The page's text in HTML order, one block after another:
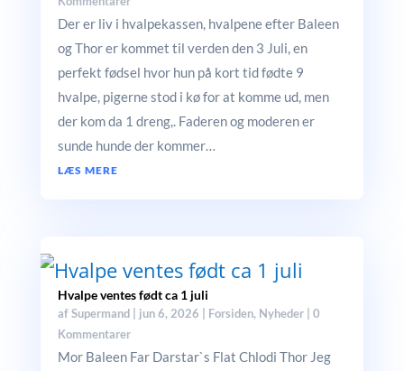
Der er liv i hvalpekassen, hvalpene efter Baleen
og Thor er kommet til verden den 3 Juli, en
perfekt fødsel hvor hun på kort tid fødte 9
hvalpe, pigerne stod i kø for at komme ud, men
der kom da 1 dreng,. Faderen og moderen er
sunde hunde der kommer…
LÆS MERE
Hvalpe ventes født ca 1 juli
afSupermand| jun 6, 2026 Forsiden, Nyheder| 0
Kommentarer
Mor Baleen Far Darstar`s Flat Chlodi Thor Jeg